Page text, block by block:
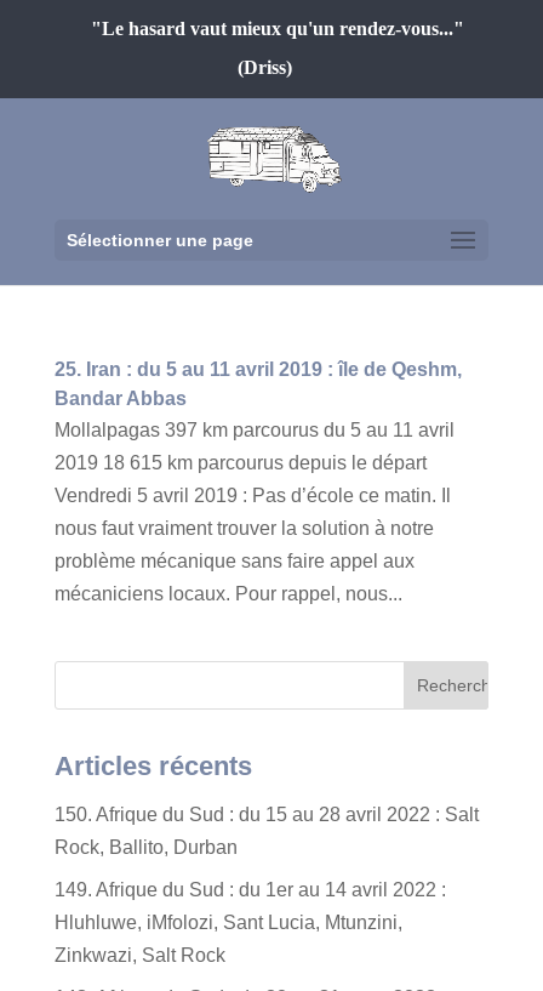
"Le hasard vaut mieux qu'un rendez-vous..."
(Driss)
Sélectionner une page
25. Iran : du 5 au 11 avril 2019 : île de Qeshm,
Bandar Abbas
Mollalpagas 397 km parcourus du 5 au 11 avril
2019 18 615 km parcourus depuis le départ
Vendredi 5 avril 2019 : Pas d’école ce matin. Il
nous faut vraiment trouver la solution à notre
problème mécanique sans faire appel aux
mécaniciens locaux. Pour rappel, nous...
Articles récents
150. Afrique du Sud : du 15 au 28 avril 2022 : Salt
Rock, Ballito, Durban
149. Afrique du Sud : du 1er au 14 avril 2022 :
Hluhluwe, iMfolozi, Sant Lucia, Mtunzini,
Zinkwazi, Salt Rock